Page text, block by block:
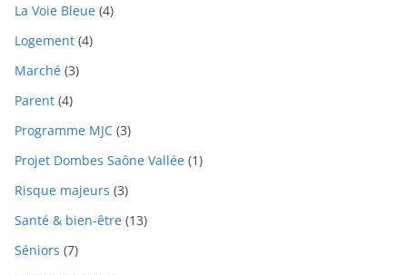
La Voie Bleue (4)
Logement (4)
Marché (3)
Parent (4)
Programme MJC (3)
Projet Dombes Saône Vallée (1)
Risque majeurs (3)
Santé & bien-être (13)
Séniors (7)